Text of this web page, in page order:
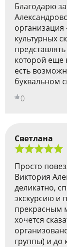
Благодарю
культурных
которой еще
есть
буквальном
0
Светлана
Просто
Виктория
деликатно,
экскурсию и
прекрасным
хочется
группы) и до